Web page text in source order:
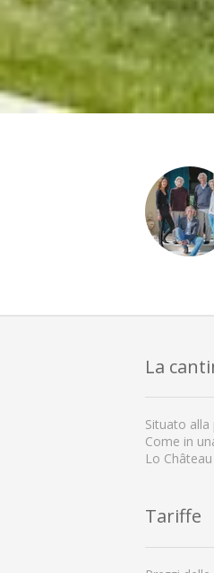
La
Situato
Come in
Lo
Tariffe